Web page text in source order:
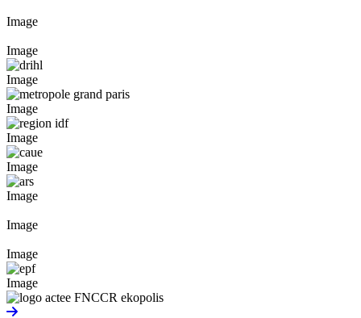
Image
Image
Image
Image
Image
Image
Image
Image
Image
Image